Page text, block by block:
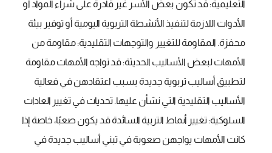
التعليمية: قد تكون بعض الأسر غير قادرة على شراء المواد أو
الأدوات اللازمة لتنفيذ الأنشطة التربوية اليومية أو توفير بيئة
محفزة. المقاومة للتغيير والتوجهات التقليدية: مقاومة من
الأمهات لبعض الأساليب الحديثة: قد تواجه الأمهات مقاومة
لتطبيق أساليب تربوية جديدة بسبب اعتقادهن في فعالية
الأساليب التقليدية التي نشأن عليها. تحديات في تغيير العادات
السلوكية: تغيير أنماط التربية السائدة قد يكون صعبًا، خاصة إذا
كانت الأمهات يواجهن صعوبة في تبني أساليب جديدة في